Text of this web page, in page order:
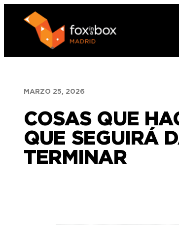
contenido
MARZO 25, 2026
COSAS QUE
QUE SEGUIRÁ
TERMINAR